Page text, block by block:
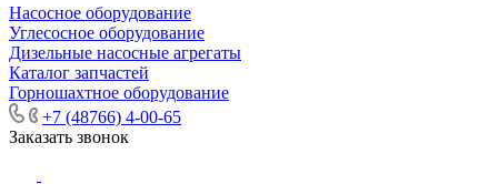
Насосное оборудование
Углесосное оборудование
Дизельные насосные агрегаты
Каталог запчастей
Горношахтное оборудование
+7 (48766) 4-00-65
Заказать звонок